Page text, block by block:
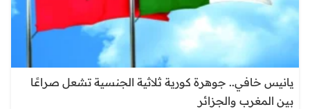
يانيس خافي.. جوهرة كورية ثلاثية الجنسية تشعل صراعًا
بين المغرب والجزائر